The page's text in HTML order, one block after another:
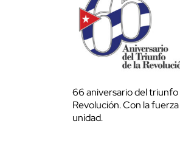
66 aniversario del triunfo
Revolución. Con la
unidad.